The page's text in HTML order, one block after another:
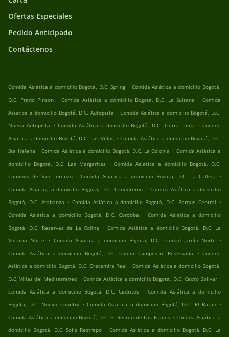
Ofertas Especiales
Pedido Anticipado
Contáctenos
Comida Asiática a domicilio Bogotá, D.C. Spring . Comida Asiática a domicilio Bogotá,
D.C. Prado Pinzon . Comida Asiática a domicilio Bogotá, D.C. La Sultana . Comida
Asiática a domicilio Bogotá, D.C. Autopista . Comida Asiática a domicilio Bogotá, D.C.
Nueva Autopista . Comida Asiática a domicilio Bogotá, D.C. Tierra Linda . Comida
Asiática a domicilio Bogotá, D.C. Las Villas . Comida Asiática a domicilio Bogotá, D.C.
Sta Helena . Comida Asiática a domicilio Bogotá, D.C. La Colonia . Comida Asiática a
domicilio Bogotá, D.C. Las Margaritas . Comida Asiática a domicilio Bogotá, D.C.
Caminos de San Lorenzo . Comida Asiática a domicilio Bogotá, D.C. La Calleja
.
Comida Asiática a domicilio Bogotá, D.C. Canodromo . Comida Asiática a domicilio
Bogotá, D.C. Atabanza . Comida Asiática a domicilio Bogotá, D.C. Parque Central .
Comida Asiática a domicilio Bogotá, D.C. Cordoba
. Comida Asiática a domicilio
Bogotá, D.C. Reservas de La Colina . Comida Asiática a domicilio Bogotá, D.C. La
Victoria Norte
. Comida Asiática a domicilio Bogotá, D.C. Ciudad Jardín Norte
.
Comida Asiática a domicilio Bogotá, D.C. Colina Campestre Reservada
. Comida
Asiática a domicilio Bogotá, D.C. Gratamira Real . Comida Asiática a domicilio Bogotá,
D.C. Villas del Mediterraneo . Comida Asiática a domicilio Bogotá, D.C. Cedro Bolivar .
Comida Asiática a domicilio Bogotá, D.C. Cedritos . Comida Asiática a domicilio
Bogotá, D.C. Nuevo Country . Comida Asiática a domicilio Bogotá, D.C. El Batán .
Comida Asiática a domicilio Bogotá, D.C. El Recreo de Los Frailes . Comida Asiática a
domicilio Bogotá, D.C. Solis Restrepo . Comida Asiática a domicilio Bogotá, D.C. La